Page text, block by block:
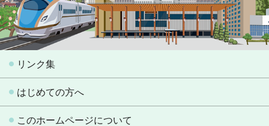
リンク集
はじめての方へ
このホームページについて